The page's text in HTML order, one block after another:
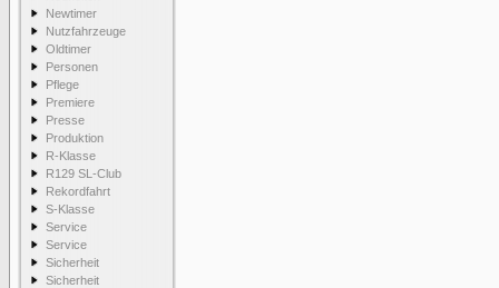
Newtimer
Nutzfahrzeuge
Oldtimer
Personen
Pflege
Premiere
Presse
Produktion
R-Klasse
R129 SL-Club
Rekordfahrt
S-Klasse
Service
Service
Sicherheit
Sicherheit